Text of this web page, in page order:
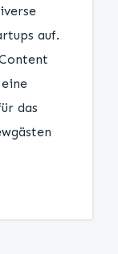
auf.
das